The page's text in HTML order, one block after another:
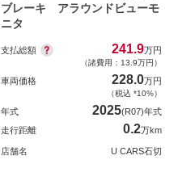
ブレーキ アラウンドビューモ
ニタ
支払総額 241.9万円
（諸費用：13.9万円）
車両価格 228.0万円
（税込 *10%）
年式 2025(R07)年式
走行距離
0.2万km
店舗名 U CARS石切